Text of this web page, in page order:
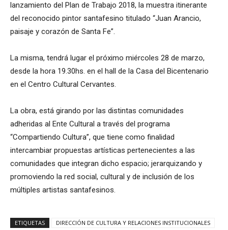
lanzamiento del Plan de Trabajo 2018, la muestra itinerante
del reconocido pintor santafesino titulado “Juan Arancio,
paisaje y corazón de Santa Fe”.
La misma, tendrá lugar el próximo miércoles 28 de marzo,
desde la hora 19.30hs. en el hall de la Casa del Bicentenario
en el Centro Cultural Cervantes.
La obra, está girando por las distintas comunidades
adheridas al Ente Cultural a través del programa
“Compartiendo Cultura”, que tiene como finalidad
intercambiar propuestas artísticas pertenecientes a las
comunidades que integran dicho espacio; jerarquizando y
promoviendo la red social, cultural y de inclusión de los
múltiples artistas santafesinos.
ETIQUETAS DIRECCIÓN DE CULTURA Y RELACIONES INSTITUCIONALES